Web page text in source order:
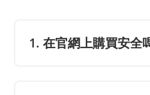
1. 在官網上購買安全